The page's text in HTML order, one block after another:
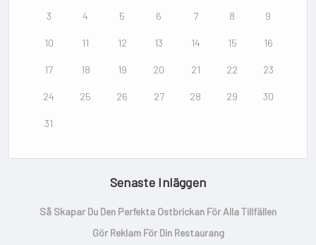
3 4 5 6 7 8 9
10 11 12 13 14 15 16
17 18 19 20 21 22 23
24 25 26 27 28 29 30
31
Senaste Inläggen
Så Skapar Du Den Perfekta Ostbrickan För Alla Tillfällen
Gör Reklam För Din Restaurang